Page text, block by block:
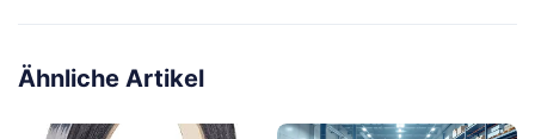
Ähnliche Artikel